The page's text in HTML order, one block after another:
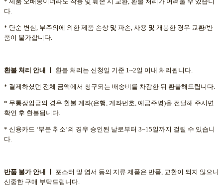
다.
* 단순 변심, 부주의에 의한 제품 손상 및 파손, 사용 및 개봉한 경우 교환/반
품이 불가합니다.
환불 처리 안내 ㅣ 환불 처리는 신청일 기준 1~2일 이내 처리됩니다.
* 결제하셨던 전체 금액에서 청구되는 배송비를 차감한 뒤 환불해드립니다.
* 무통장입금의 경우 환불 계좌(은행, 계좌번호, 예금주명)을 전달해 주시면
확인 후 환불됩니다.
* 신용카드 ‘부분 취소’의 경우 승인된 날로부터 3~15일까지 걸릴 수 있습니
다.
반품 불가 안내
포스터 및 엽서 등의 지류 제품은 반품, 교환이 되지 않으니
신중한 구매 부탁드립니다.